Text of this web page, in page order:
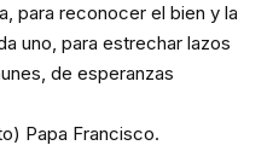
para reconocer el bien y la
uno, para estrechar lazos
de esperanzas
Papa Francisco.